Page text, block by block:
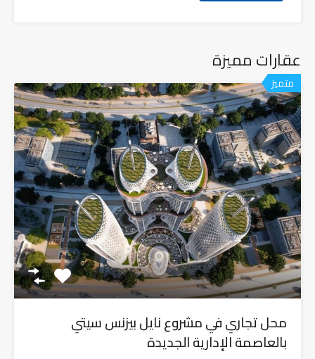
عقارات مميزة
متميز
محل تجاري في مشروع نايل بيزنس سيتي
بالعاصمة الإدارية الجديدة